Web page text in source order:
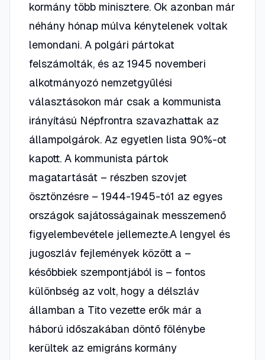
kormány több minisztere. Ok azonban már
néhány hónap múlva kénytelenek voltak
lemondani. A polgári pártokat
felszámolták, és az 1945 novemberi
alkotmányozó nemzetgyűlési
választásokon már csak a kommunista
irányítású Népfrontra szavazhattak az
állampolgárok. Az egyetlen lista 90%-ot
kapott. A kommunista pártok
magatartását – részben szovjet
ösztönzésre – 1944-1945-tó1 az egyes
országok sajátosságainak messzemenő
figyelembevétele jellemezte.A lengyel és
jugoszláv fejlemények között a –
későbbiek szempontjából is – fontos
különbség az volt, hogy a délszláv
államban a Tito vezette erők már a
háború időszakában döntő fölénybe
kerültek az emigráns kormány